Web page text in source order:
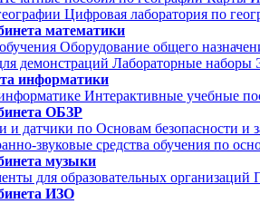
Цифровая лаборатория по
математики
Оборудование общего
демонстраций Лабораторные наборы
информатики
Интерактивные учебные
ОБЗР
и датчики по Основам безопасности и
звуковые средства обучения по
музыки
для образовательных организаций
ИЗО